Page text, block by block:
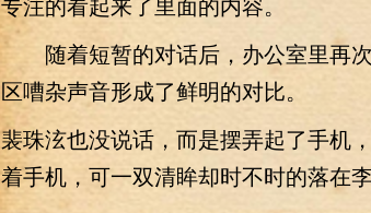
随着短暂的对话后，办公室里再次
区嘈杂声音形成了鲜明的对比。
裴珠泫也没说话，而是摆弄起了手
着手机，可一双清眸却时不时的落在